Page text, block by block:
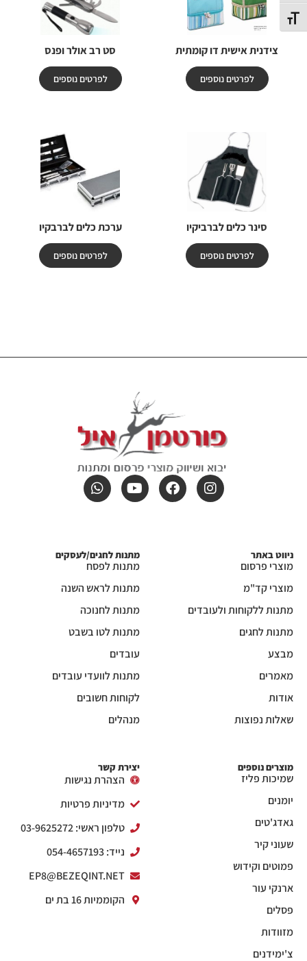
מתג גודל גופן
צידנית אישית דו קומתית
לפרטים נוספים
סט רב אולר ופנס
לפרטים נוספים
סינר כלים לברביקיו
לפרטים נוספים
ערכת כלים לברבקיו
לפרטים נוספים
ניווט באתר
מוצרי פרסום
מוצרי קד"מ
מתנות ללקוחות ולעובדים
מתנות לחגים
מבצע
מאמרים
אודות
שאלות נפוצות
מתנות לחגים/לעסקים
מתנות לפסח
מתנות לראש השנה
מתנות לחנוכה
מתנות לטו בשבט
עובדים
מתנות לוועדי עובדים
לקוחות חשובים
מנהלים
מוצרים נוספים
שמיכות פליז
יומנים
גאדג'טים
שעוני קיר
פמוטים וקידוש
ארנקי עור
פסלים
מזוודות
צ'ימידנים
יצירת קשר
הצהרת נגישות
מדיניות פרטיות
טלפון ראשי: 03-9625272
נייד: 054-4657193
EP8@BEZEQINT.NET
הקוממיות 16 בת ים